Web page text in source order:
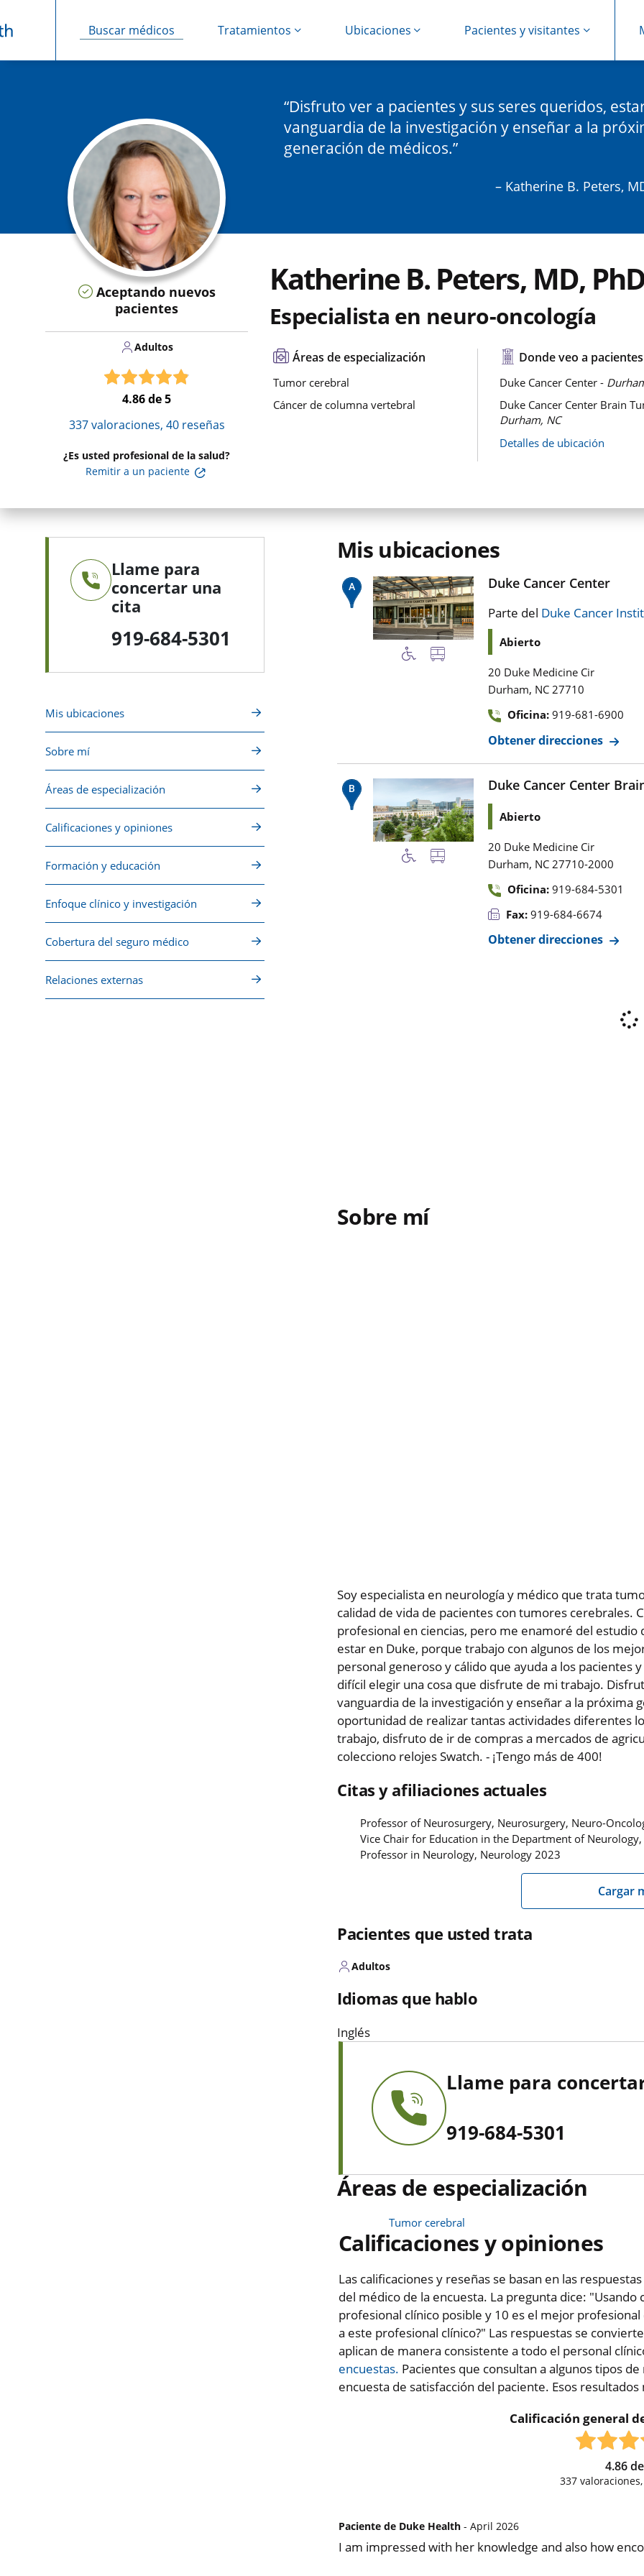
Buscar médicos Tratamientos Ubicaciones Pacientes y visitantes
Aceptando nuevos
pacientes
Adultos
4.86de 5
337valoraciones, 40reseñas
¿Es usted profesional de la salud?
Remitir a un paciente
Disfruto ver a pacientes y sus seres queridos,
vanguardia de la investigación y enseñar a la
generación de médicos.
– Katherine B. Peters,
Katherine B. Peters, MD,
Especialista en neuro-oncología
Áreas de especialización
Tumor cerebral
Cáncer de columna vertebral
Donde veo a pacientes
Duke Cancer Center -
Duke Cancer Center Brain
Durham, NC
Detalles de ubicación
Llame para
concertar una
cita
919-684-5301
Mis ubicaciones
Sobre mí
Áreas de especialización
Calificaciones y opiniones
Formación y educación
Enfoque clínico y investigación
Cobertura del seguro médico
Relaciones externas
Mis ubicaciones
Duke Cancer Center
Parte del Duke Cancer
Abierto
20 Duke Medicine Cir
Durham, NC 27710
Oficina: 919-681-6900
Obtener direcciones
Duke Cancer Center
Abierto
20 Duke Medicine Cir
Durham, NC 27710-2000
Oficina: 919-684-5301
Fax: 919-684-6674
Obtener direcciones
Sobre mí
Soy especialista en neurología y médico que trata
calidad de vida de pacientes con tumores cerebrales.
profesional en ciencias, pero me enamoré del
estar en Duke, porque trabajo con algunos de los
personal generoso y cálido que ayuda a los pacientes
difícil elegir una cosa que disfrute de mi trabajo.
vanguardia de la investigación y enseñar a la próxima
oportunidad de realizar tantas actividades diferentes
trabajo, disfruto de ir de compras a mercados de
colecciono relojes Swatch. - ¡Tengo más de 400!
Citas y afiliaciones actuales
Professor of Neurosurgery, Neurosurgery, Neuro-
Vice Chair for Education in the Department of
Professor in Neurology, Neurology 2023
Cargar
Pacientes que usted trata
Adultos
Idiomas que hablo
Inglés
Llame para
919-684-5301
Áreas de especialización
Tumor cerebral
Calificaciones y opiniones
Las calificaciones y reseñas se basan en las
del médico de la encuesta. La pregunta dice:
profesional clínico posible y 10 es el mejor
a este profesional clínico?" Las respuestas se
aplican de manera consistente a todo el personal
encuestas. Pacientes que consultan a algunos tipos
encuesta de satisfacción del paciente. Esos
Calificación general
4.86de
337 valoraciones,
Paciente de Duke Health - April 2026
I am impressed with her knowledge and also how